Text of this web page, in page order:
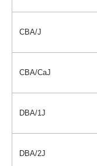
CBA/J
CBA/CaJ
DBA/1J
DBA/2J